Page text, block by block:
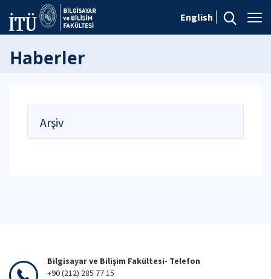
English
Haberler
Arşiv
Bilgisayar ve Bilişim Fakültesi- Telefon
+90 (212) 285 77 15